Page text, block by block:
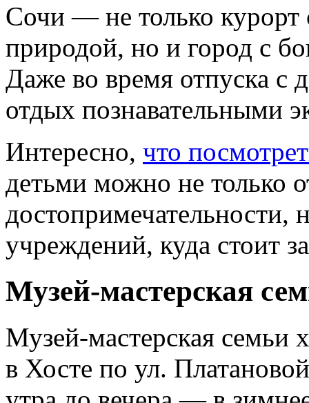
Сочи — не только
природой, но и город с
Даже во время отпуска с
отдых познавательными
Интересно, что
детьми можно не только
учреждений, куда стоит
Музей-мастерская
Музей-мастерская семьи
в Хосте по ул.